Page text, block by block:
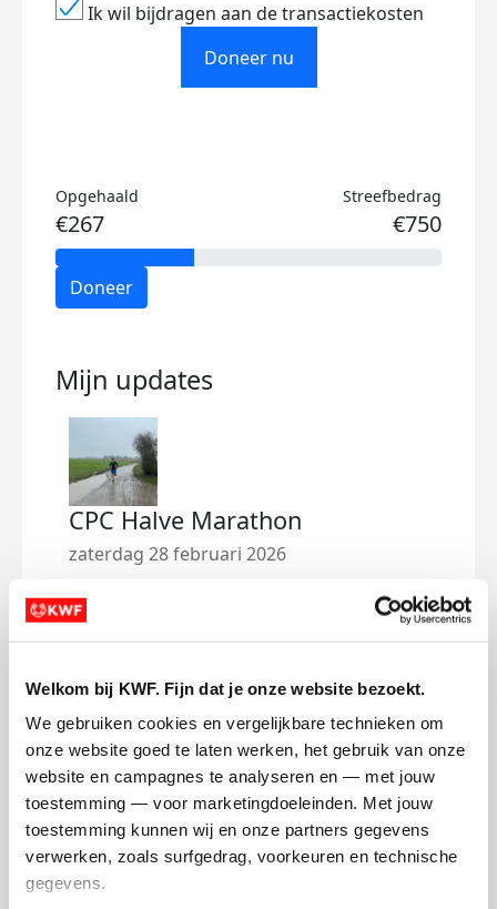
Welkom bij KWF. Fijn dat je onze website bezoekt.
We gebruiken cookies en vergelijkbare technieken om
onze website goed te laten werken, het gebruik van onze
website en campagnes te analyseren en — met jouw
toestemming — voor marketingdoeleinden. Met jouw
toestemming kunnen wij en onze partners gegevens
verwerken, zoals surfgedrag, voorkeuren en technische
gegevens.
Ik wil bijdragen aan de transactiekosten
Doneer nu
Opgehaald
€267
Streefbedrag
€750
Doneer
Mijn updates
CPC Halve Marathon
zaterdag 28 februari 2026
Ondanks de ongelofelijke stappen in de
bestrijding van kanker, blijft het een ziekte
waar de meeste mensen op een of andere
manier mee in aanraking komen. Daarom
loop ik de
CPC halve marathon
te halen. Ik doe dit voor iedereen die met
kanker te maken heeft gehad, degenen
die er nu tegen strijden en voor een
toekomst waarin we de ziekte de baas zijn.
Deel op